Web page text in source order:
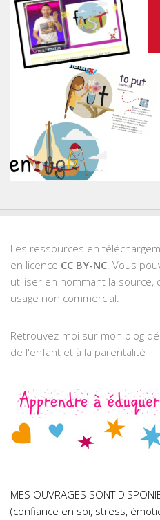
Les ressources en
en licence CC BY-NC. Vous
utiliser en nommant la source,
usage non commercial.
Retrouvez-moi sur mon blog
de l'enfant et à la parentalité
MES OUVRAGES SONT
(confiance en soi, stress,